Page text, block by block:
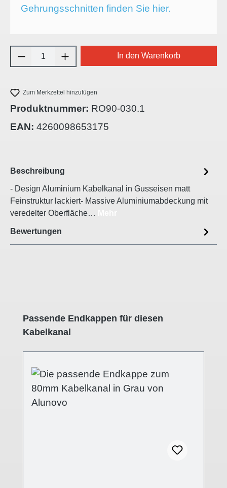
Gehrungsschnitten finden Sie hier.
Produkt Anzahl: Gib den gewünschten
In den Warenkorb
Zum Merkzettel hinzufügen
Produktnummer: RO90-030.1
EAN: 4260098653175
Beschreibung
- Design Aluminium Kabelkanal in Gusseisen matt
Feinstruktur lackiert- Massive Aluminiumabdeckung mit
veredelter Oberfläche…
Bewertungen
Produktgalerie überspringen
Passende Endkappen für diesen
Kabelkanal